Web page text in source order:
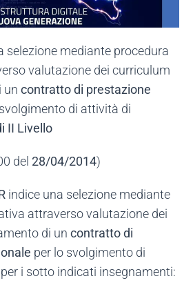
selezione mediante procedura
valutazione dei curriculum
un contratto di prestazione
di attività di
II Livello
del 28/04/2014)
indice una selezione mediante
attraverso valutazione dei
di un contratto di
per lo svolgimento di
per i sotto indicati insegnamenti: